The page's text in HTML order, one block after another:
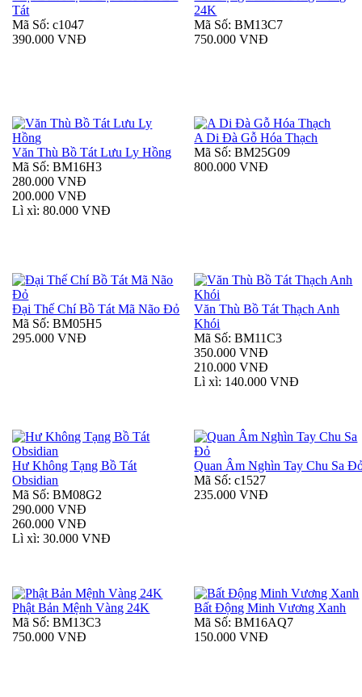
Tát
Mã Số: c1047
390.000 VNĐ
24K
Mã Số: BM13C7
750.000 VNĐ
Văn Thù Bồ Tát Lưu Ly Hồng
Mã Số: BM16H3
280.000 VNĐ
200.000 VNĐ
Lì xì: 80.000 VNĐ
A Di Đà Gỗ Hóa Thạch
Mã Số: BM25G09
800.000 VNĐ
Đại Thế Chí Bồ Tát Mã Não Đỏ
Mã Số: BM05H5
295.000 VNĐ
Văn Thù Bồ Tát Thạch Anh
Khói
Mã Số: BM11C3
350.000 VNĐ
210.000 VNĐ
Lì xì: 140.000 VNĐ
Hư Không Tạng Bồ Tát
Obsidian
Mã Số: BM08G2
290.000 VNĐ
260.000 VNĐ
Lì xì: 30.000 VNĐ
Quan Âm Nghìn Tay Chu Sa
Mã Số: c1527
235.000 VNĐ
Phật Bản Mệnh Vàng 24K
Mã Số: BM13C3
750.000 VNĐ
Bất Động Minh Vương Xanh
Mã Số: BM16AQ7
150.000 VNĐ